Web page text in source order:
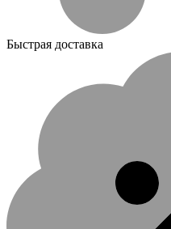
Быстрая доставка